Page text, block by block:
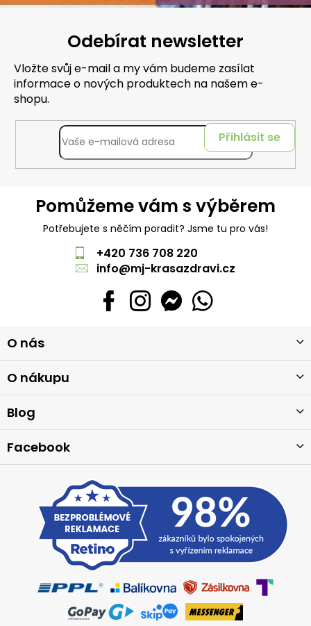
Odebírat newsletter
Vložte svůj e-mail a my vám budeme zasílat
informace o nových produktech na našem e-
shopu.
Přihlásit se
Pomůžeme vám s výběrem
Potřebujete s něčím poradit? Jsme tu pro vás!
+420 736 708 220
info@mj-krasazdravi.cz
á
p
a
t
O nás
O nákupu
Blog
Facebook